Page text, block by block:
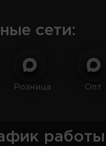
сети:
Розница Опт